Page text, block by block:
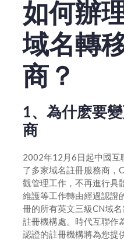
打印域名證書
設置域名自動續費
gov.cn註銷操作流程
域名批量續期
域名續期
如何設置域名外部登陸密
域名過戶
如何修改域名服務器地址
創建模板和模板實名認證
雲解析域名如何做IP指向
如何辦理國家頂級域名
如何辦理國際域名轉移註
如何將域名轉移註冊商到
国际英文域名转入流程
如何辦
域名轉
商？
1、為什麽要
商
2002年12月6日起中國互
了多家域名註冊服務商，
觀管理工作，不再進行具
維護等工作轉由經過認證
冊的所有英文三級CN域
註冊機構處。時代互聯作
認證的註冊機構將為您提